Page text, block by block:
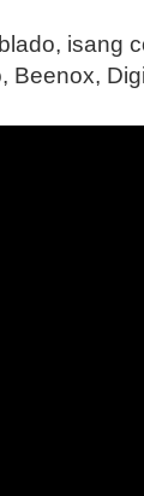
isang
Beenox,